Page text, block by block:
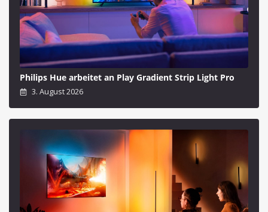
Philips Hue arbeitet an Play Gradient Strip Light Pro
3. August 2026